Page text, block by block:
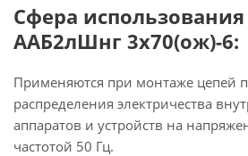
Сфера
ААБ2лШнг 3х70(ож)-6:
Применяются при монтаже цепей
распределения электричества
аппаратов и устройств на
частотой 50 Гц.